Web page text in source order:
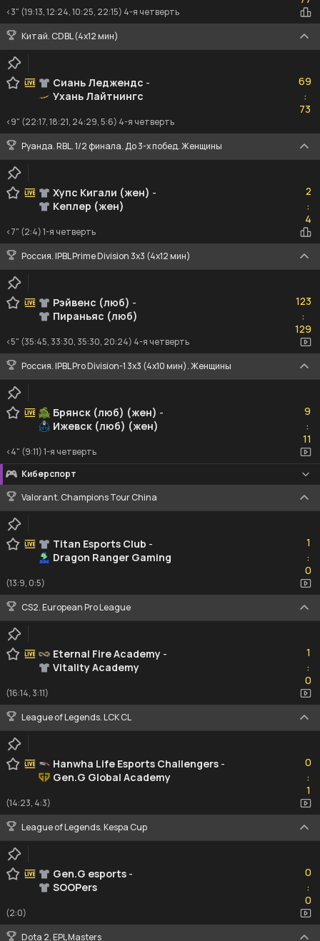
<3" (19:13, 12:24, 10:25, 22:15) 4-я четверть
Китай. CDBL (4x12 мин)
Сиань Леджендс -
Ухань Лайтнингc
69
:73
73
<9" (22:17, 18:21, 24:29, 5:6) 4-я четверть
Руанда. RBL. 1/2 финала. До 3-х побед. Женщины
Хупс Кигали (жен) -
Кеплер (жен)
2
:4
4
<7" (2:4) 1-я четверть
Россия. IPBL Prime Division 3x3 (4x12 мин)
Рэйвенс (люб) -
Пираньяс (люб)
123
:129
129
<5" (35:45, 33:30, 35:30, 20:24) 4-я четверть
Россия. IPBL Pro Division-1 3x3 (4x10 мин). Женщины
Брянск (люб) (жен) -
Ижевск (люб) (жен)
9
:11
11
<4" (9:11) 1-я четверть
Киберспорт
Valorant. Champions Tour China
Titan Esports Club -
Dragon Ranger Gaming
1
:0
0
(13:9, 0:5)
CS2. European Pro League
Eternal Fire Academy -
Vitality Academy
1
:0
0
(16:14, 3:11)
League of Legends. LCK CL
Hanwha Life Esports Challengers -
Gen.G Global Academy
0
:1
1
(14:23, 4:3)
League of Legends. Kespa Cup
Gen.G esports -
SOOPers
0
:0
0
(2:0)
Dota 2. EPL Masters